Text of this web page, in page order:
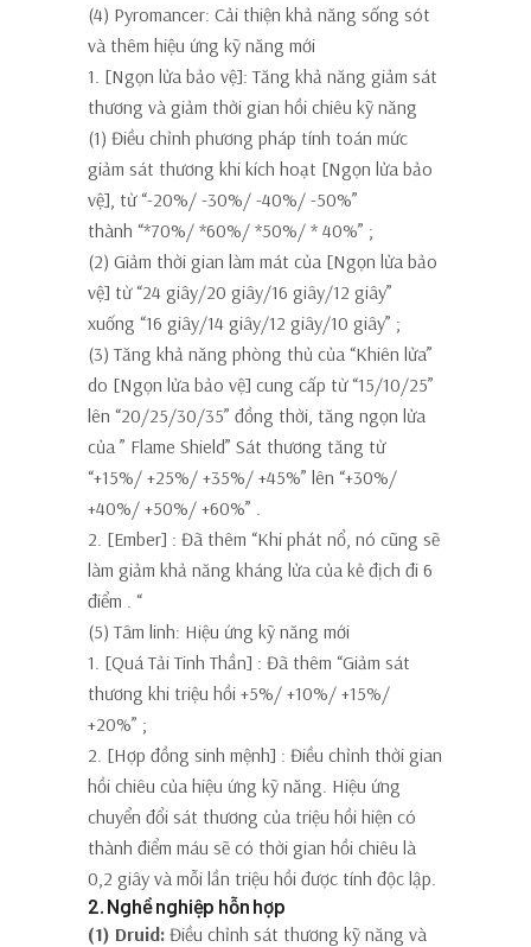
(4) Pyromancer: Cải thiện khả năng sống sót
và thêm hiệu ứng kỹ năng mới
1. [Ngọn lửa bảo vệ]: Tăng khả năng giảm sát
thương và giảm thời gian hồi chiêu kỹ năng
(1) Điều chỉnh phương pháp tính toán mức
giảm sát thương khi kích hoạt [Ngọn lửa bảo
vệ], từ “-20%/ -30%/ -40%/ -50%”
thành “*70%/ *60%/ *50%/ * 40%” ;
(2) Giảm thời gian làm mát của [Ngọn lửa bảo
vệ] từ “24 giây/20 giây/16 giây/12 giây”
xuống “16 giây/14 giây/12 giây/10 giây” ;
(3) Tăng khả năng phòng thủ của “Khiên lửa”
do [Ngọn lửa bảo vệ] cung cấp từ “15/10/25”
lên “20/25/30/35” đồng thời, tăng ngọn lửa
của ” Flame Shield” Sát thương tăng từ
“+15%/ +25%/ +35%/ +45%” lên “+30%/
+40%/ +50%/ +60%”
2. [Ember] : Đã thêm “Khi phát nổ, nó cũng sẽ
làm giảm khả năng kháng lửa của kẻ địch đi 6
điểm
. “
(5) Tâm linh: Hiệu ứng kỹ năng mới
1. [Quá Tải Tinh Thần] : Đã thêm “Giảm sát
thương khi triệu hồi +5%/ +10%/ +15%/
+20%” ;
2. [Hợp đồng sinh mệnh] : Điều chỉnh thời gian
hồi chiêu của hiệu ứng kỹ năng. Hiệu ứng
chuyển đổi sát thương của triệu hồi hiện có
thành điểm máu sẽ có thời gian hồi chiêu là
0,2 giây và mỗi lần triệu hồi được tính độc lập.
2. Nghề nghiệp hỗn hợp
(1) Druid: Điều chỉnh sát thương kỹ năng và